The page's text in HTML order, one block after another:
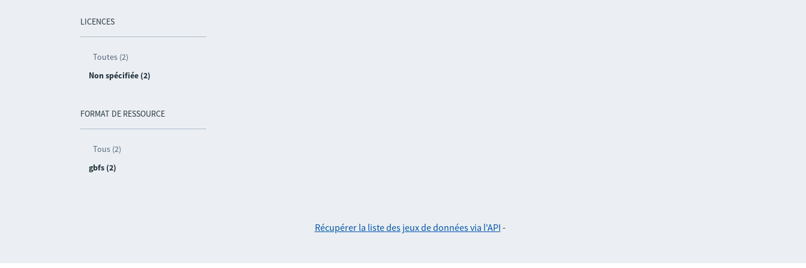
LICENCES
Toutes (2)
Non spécifiée (2)
FORMAT DE RESSOURCE
Tous (2)
gbfs (2)
Récupérer la liste des jeux de données via l'API -